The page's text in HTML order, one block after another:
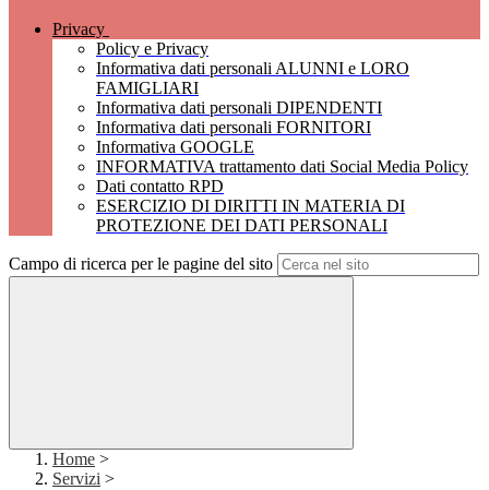
Privacy
Policy e Privacy
Informativa dati personali ALUNNI e LORO
FAMIGLIARI
Informativa dati personali DIPENDENTI
Informativa dati personali FORNITORI
Informativa GOOGLE
INFORMATIVA trattamento dati Social Media Policy
Dati contatto RPD
ESERCIZIO DI DIRITTI IN MATERIA DI
PROTEZIONE DEI DATI PERSONALI
Campo di ricerca per le pagine del sito
Home >
Servizi >